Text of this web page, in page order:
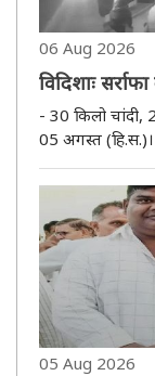
06 Aug 2026
विदिशाः
चांदी व 25
- 30 किलो चांदी, 25
05 अगस्त
बाइक सवार तीन
मार दी। बदमाश
05 Aug 2026